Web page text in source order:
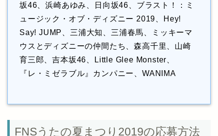
坂46、浜崎あゆみ、日向坂46、ブラスト！：ミ
ュージック・オブ・ディズニー 2019、Hey!
Say! JUMP、三浦大知、三浦春馬、ミッキーマ
ウスとディズニーの仲間たち、森高千里、山崎
育三郎、吉本坂46、Little Glee Monster、
『レ・ミゼラブル』カンパニー、WANIMA
FNSうたの夏まつり2019の応募方法